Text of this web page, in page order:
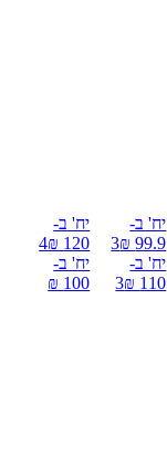
יח' ב-
99.9 ₪
3
יח' ב-
110 ₪
3
יח' ב-
120 ₪
4
יח' ב-
100 ₪